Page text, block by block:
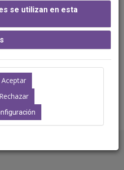
se utilizan en esta
no disponible